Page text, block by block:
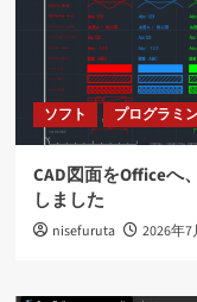
ソフト プログラミ
CAD図面をOfficeへ
しました
nisefuruta 2026年7